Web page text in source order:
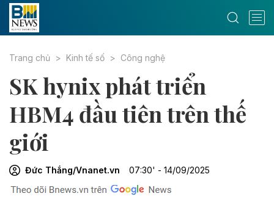
Trang chủ Kinh tế số Công nghệ
SK hynix phát triển
HBM4 đầu tiên trên thế
giới
Đức Thắng/Vnanet.vn 07:30' - 14/09/2025